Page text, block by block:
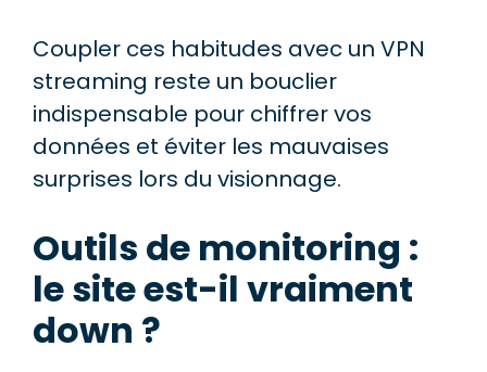
Coupler ces habitudes avec un VPN
streaming reste un bouclier
indispensable pour chiffrer vos
données et éviter les mauvaises
surprises lors du visionnage.
Outils de monitoring :
le site est-il vraiment
down ?